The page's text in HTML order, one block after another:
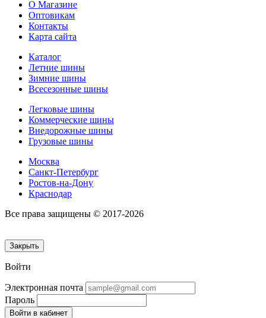
О Магазине
Оптовикам
Контакты
Карта сайта
Каталог
Летние шины
Зимние шины
Всесезонные шины
Легковые шины
Коммерческие шины
Внедорожные шины
Грузовые шины
Москва
Санкт-Петербург
Ростов-на-Дону
Краснодар
Все права защищены © 2017-2026
Закрыть
Войти
Электронная почта
Пароль
Войти в кабинет